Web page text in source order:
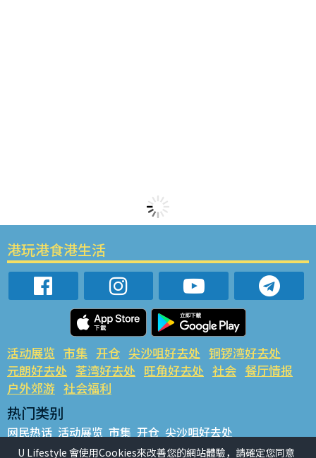
港玩港食港生活
活动展览 市集 开仓 尖沙咀好去处 铜锣湾好去处
元朗好去处 荃湾好去处 旺角好去处 社会 餐厅情报
户外郊游 社会福利
热门类别
网民热话 活动展览 市集 开仓 尖沙咀好去处
铜锣湾好去处 元朗好去处 荃湾好去处 旺角好去处 社会
U Lifestyle 會使用Cookies來改善您的網站體驗，請確定您同意